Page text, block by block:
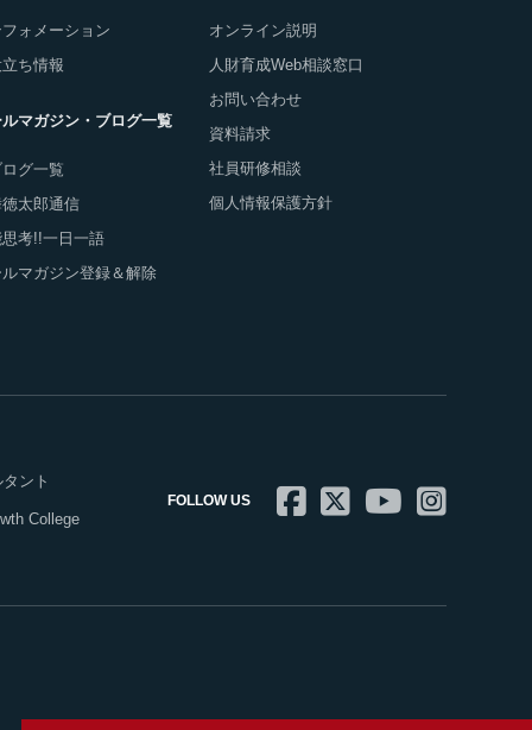
ォメーション
ち情報
マガジン・ブログ一覧
グ一覧
太郎通信
考!!一日一語
マガジン登録＆解除
オンライン説明
人財育成Web相談窓口
お問い合わせ
資料請求
社員研修相談
個人情報保護方針
ント
College
FOLLOW US